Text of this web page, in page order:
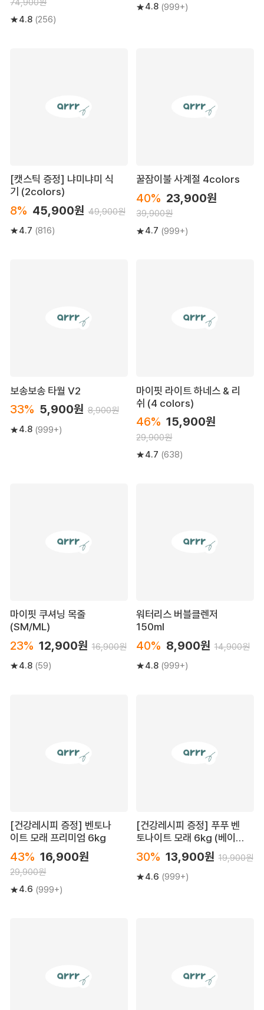
4.8 (256)
4.8 (999+)
[캣스틱 증정] 냐미냐미 식
기 (2colors)
8% 45,900원 49,900원
4.7 (816)
꿀잠이불 사계절 4colors
40% 23,900원
39,900원
4.7 (999+)
보송보송 타월 V2
33% 5,900원 8,900원
4.8 (999+)
마이핏 라이트 하네스 & 리
쉬 (4 colors)
46% 15,900원
29,900원
4.7 (638)
마이핏 쿠셔닝 목줄
(SM/ML)
23% 12,900원 16,900원
4.8 (59)
워터리스 버블클렌저
150ml
40% 8,900원 14,900원
4.8 (999+)
[건강레시피 증정] 벤토나
이트 모래 프리미엄 6kg
43% 16,900원
29,900원
4.6 (999+)
[건강레시피 증정] 푸푸 벤
토나이트 모래 6kg (베이
직/프리미엄)
30% 13,900원 19,900원
4.6 (999+)